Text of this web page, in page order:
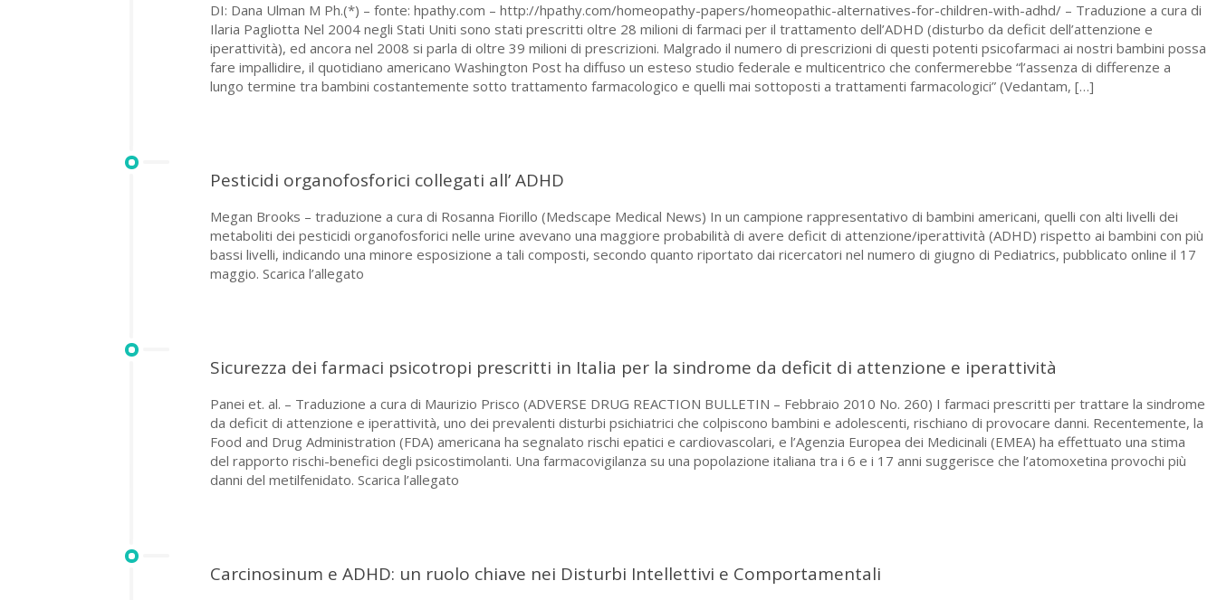
DI: Dana Ulman M Ph.(*) – fonte: hpathy.com – http://hpathy.com/homeopathy-papers/homeopathic-alternatives-for-children-with-adhd/ – Traduzione a cura di
Ilaria Pagliotta Nel 2004 negli Stati Uniti sono stati prescritti oltre 28 milioni di farmaci per il trattamento dell’ADHD (disturbo da deficit dell’attenzione e
iperattività), ed ancora nel 2008 si parla di oltre 39 milioni di prescrizioni. Malgrado il numero di prescrizioni di questi potenti psicofarmaci ai nostri bambini possa
fare impallidire, il quotidiano americano Washington Post ha diffuso un esteso studio federale e multicentrico che confermerebbe “l’assenza di differenze a
lungo termine tra bambini costantemente sotto trattamento farmacologico e quelli mai sottoposti a trattamenti farmacologici” (Vedantam, […]
Pesticidi organofosforici collegati all’ ADHD
Megan Brooks – traduzione a cura di Rosanna Fiorillo (Medscape Medical News) In un campione rappresentativo di bambini americani, quelli con alti livelli dei
metaboliti dei pesticidi organofosforici nelle urine avevano una maggiore probabilità di avere deficit di attenzione/iperattività (ADHD) rispetto ai bambini con più
bassi livelli, indicando una minore esposizione a tali composti, secondo quanto riportato dai ricercatori nel numero di giugno di Pediatrics, pubblicato online il 17
maggio. Scarica l’allegato
Sicurezza dei farmaci psicotropi prescritti in Italia per la sindrome da deficit di attenzione e iperattività
Panei et. al. – Traduzione a cura di Maurizio Prisco (ADVERSE DRUG REACTION BULLETIN – Febbraio 2010 No. 260) I farmaci prescritti per trattare la sindrome
da deficit di attenzione e iperattività, uno dei prevalenti disturbi psichiatrici che colpiscono bambini e adolescenti, rischiano di provocare danni. Recentemente, la
Food and Drug Administration (FDA) americana ha segnalato rischi epatici e cardiovascolari, e l’Agenzia Europea dei Medicinali (EMEA) ha effettuato una stima
del rapporto rischi-benefici degli psicostimolanti. Una farmacovigilanza su una popolazione italiana tra i 6 e i 17 anni suggerisce che l’atomoxetina provochi più
danni del metilfenidato. Scarica l’allegato
Carcinosinum e ADHD: un ruolo chiave nei Disturbi Intellettivi e Comportamentali